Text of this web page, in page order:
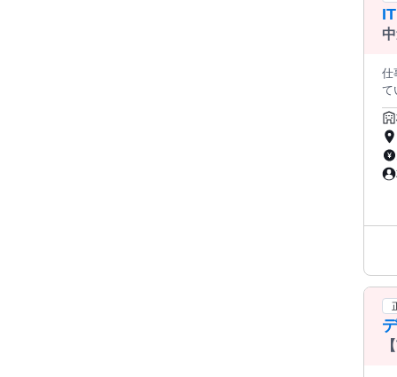
仕
て
後
の
と設定方法 ▶3ヶ月目
ョ
段階的に
資
す